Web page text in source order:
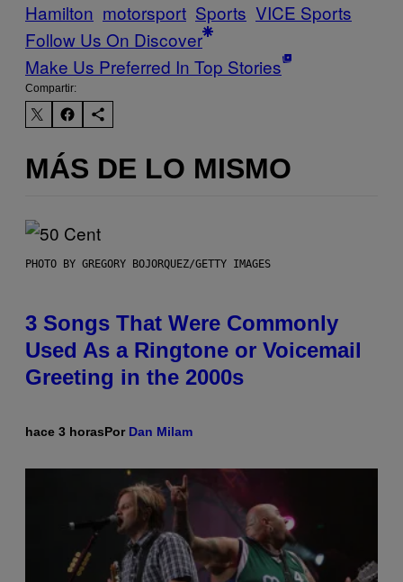
Hamilton motorsport Sports VICE Sports
Follow Us On Discover
Make Us Preferred In Top Stories
Compartir:
MÁS DE LO MISMO
PHOTO BY GREGORY BOJORQUEZ/GETTY IMAGES
3 Songs That Were Commonly
Used As a Ringtone or Voicemail
Greeting in the 2000s
hace 3 horasPor Dan Milam